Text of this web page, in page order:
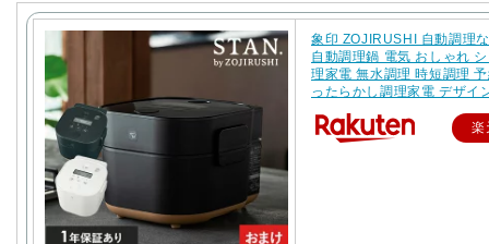
象印 ZOJIRUSHI 自動調理
自動調理鍋 電気 おしゃれ
理家電 無水調理 時短調理
ったらかし調理家電 デザイ
楽